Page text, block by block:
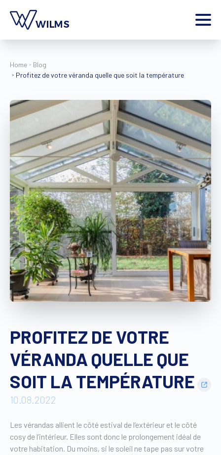
Trouver un revendeur Devis sur mesure
Brochure gratuite
Inspiration
Outils
Contact
Plus
Jobs
Wilms World
FR
Home
Blog
Profitez de votre véranda quelle que soit la température
PROFITEZ DE VOTRE
VÉRANDA QUELLE QUE
SOIT LA TEMPÉRATURE
10.08.2022
Les vérandas allient le côté estival de l’extérieur et le côté
cosy de l’intérieur. Elles sont donc le prolongement idéal de
votre habitation. Du moins, si le soleil ne tape pas sur votre